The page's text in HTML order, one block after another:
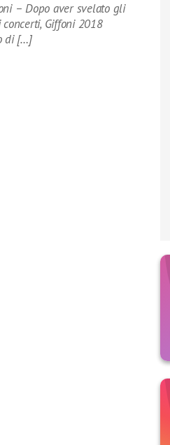
– Dopo aver svelato gli
Giffoni 2018
di […]